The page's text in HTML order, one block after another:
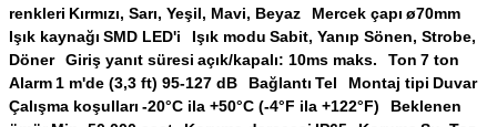
renkleri Kırmızı, Sarı, Yeşil, Mavi, Beyaz Mercek çapı ø70mm
Işık kaynağı SMD LED'i Işık modu Sabit, Yanıp Sönen, Strobe,
Döner
Giriş yanıt süresi açık/kapalı: 10ms maks. Ton 7 ton
Alarm 1 m'de (3,3 ft) 95-127 dB Bağlantı Tel Montaj tipi Duvar
Çalışma koşulları -20°C ila +50°C (-4°F ila +122°F)
Beklenen